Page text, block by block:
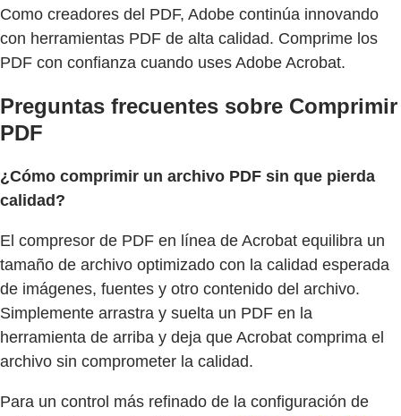
Como creadores del PDF, Adobe continúa innovando
con herramientas PDF de alta calidad. Comprime los
PDF con confianza cuando uses Adobe Acrobat.
Preguntas frecuentes sobre Comprimir
PDF
¿Cómo comprimir un archivo PDF sin que pierda
calidad?
El compresor de PDF en línea de Acrobat equilibra un
tamaño de archivo optimizado con la calidad esperada
de imágenes, fuentes y otro contenido del archivo.
Simplemente arrastra y suelta un PDF en la
herramienta de arriba y deja que Acrobat comprima el
archivo sin comprometer la calidad.
Para un control más refinado de la configuración de